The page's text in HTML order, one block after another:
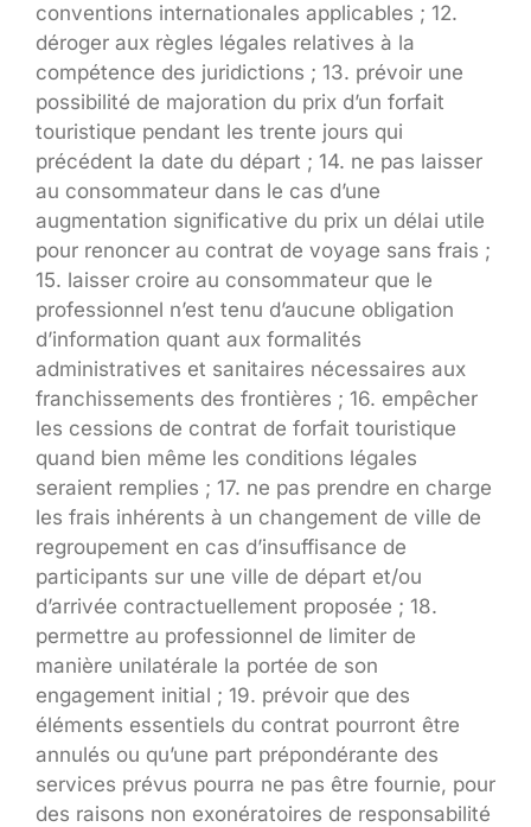
conventions internationales applicables ; 12.
déroger aux règles légales relatives à la
compétence des juridictions ; 13. prévoir une
possibilité de majoration du prix d’un forfait
touristique pendant les trente jours qui
précédent la date du départ ; 14. ne pas laisser
au consommateur dans le cas d’une
augmentation significative du prix un délai utile
pour renoncer au contrat de voyage sans frais ;
15. laisser croire au consommateur que le
professionnel n’est tenu d’aucune obligation
d’information quant aux formalités
administratives et sanitaires nécessaires aux
franchissements des frontières ; 16. empêcher
les cessions de contrat de forfait touristique
quand bien même les conditions légales
seraient remplies ; 17. ne pas prendre en charge
les frais inhérents à un changement de ville de
regroupement en cas d’insuffisance de
participants sur une ville de départ et/ou
d’arrivée contractuellement proposée ; 18.
permettre au professionnel de limiter de
manière unilatérale la portée de son
engagement initial ; 19. prévoir que des
éléments essentiels du contrat pourront être
annulés ou qu’une part prépondérante des
services prévus pourra ne pas être fournie, pour
des raisons non exonératoires de responsabilité